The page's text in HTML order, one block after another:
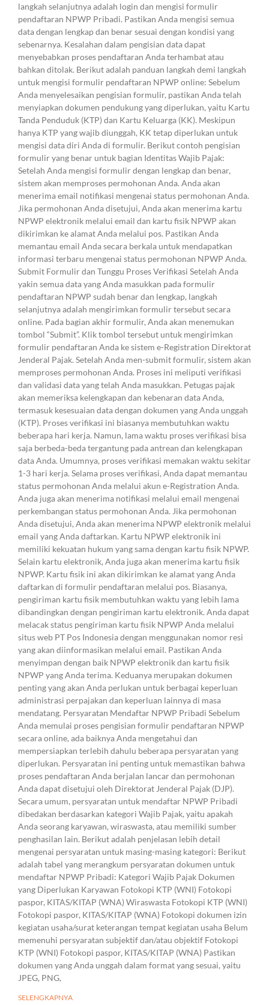
langkah selanjutnya adalah login dan mengisi formulir
pendaftaran NPWP Pribadi. Pastikan Anda mengisi semua
data dengan lengkap dan benar sesuai dengan kondisi yang
sebenarnya. Kesalahan dalam pengisian data dapat
menyebabkan proses pendaftaran Anda terhambat atau
bahkan ditolak. Berikut adalah panduan langkah demi langkah
untuk mengisi formulir pendaftaran NPWP online: Sebelum
Anda menyelesaikan pengisian formulir, pastikan Anda telah
menyiapkan dokumen pendukung yang diperlukan, yaitu Kartu
Tanda Penduduk (KTP) dan Kartu Keluarga (KK). Meskipun
hanya KTP yang wajib diunggah, KK tetap diperlukan untuk
mengisi data diri Anda di formulir. Berikut contoh pengisian
formulir yang benar untuk bagian Identitas Wajib Pajak:
Setelah Anda mengisi formulir dengan lengkap dan benar,
sistem akan memproses permohonan Anda. Anda akan
menerima email notifikasi mengenai status permohonan Anda.
Jika permohonan Anda disetujui, Anda akan menerima kartu
NPWP elektronik melalui email dan kartu fisik NPWP akan
dikirimkan ke alamat Anda melalui pos. Pastikan Anda
memantau email Anda secara berkala untuk mendapatkan
informasi terbaru mengenai status permohonan NPWP Anda.
Submit Formulir dan Tunggu Proses Verifikasi Setelah Anda
yakin semua data yang Anda masukkan pada formulir
pendaftaran NPWP sudah benar dan lengkap, langkah
selanjutnya adalah mengirimkan formulir tersebut secara
online. Pada bagian akhir formulir, Anda akan menemukan
tombol “Submit”. Klik tombol tersebut untuk mengirimkan
formulir pendaftaran Anda ke sistem e-Registration Direktorat
Jenderal Pajak. Setelah Anda men-submit formulir, sistem akan
memproses permohonan Anda. Proses ini meliputi verifikasi
dan validasi data yang telah Anda masukkan. Petugas pajak
akan memeriksa kelengkapan dan kebenaran data Anda,
termasuk kesesuaian data dengan dokumen yang Anda unggah
(KTP). Proses verifikasi ini biasanya membutuhkan waktu
beberapa hari kerja. Namun, lama waktu proses verifikasi bisa
saja berbeda-beda tergantung pada antrean dan kelengkapan
data Anda. Umumnya, proses verifikasi memakan waktu sekitar
1-3 hari kerja. Selama proses verifikasi, Anda dapat memantau
status permohonan Anda melalui akun e-Registration Anda.
Anda juga akan menerima notifikasi melalui email mengenai
perkembangan status permohonan Anda. Jika permohonan
Anda disetujui, Anda akan menerima NPWP elektronik melalui
email yang Anda daftarkan. Kartu NPWP elektronik ini
memiliki kekuatan hukum yang sama dengan kartu fisik NPWP.
Selain kartu elektronik, Anda juga akan menerima kartu fisik
NPWP. Kartu fisik ini akan dikirimkan ke alamat yang Anda
daftarkan di formulir pendaftaran melalui pos. Biasanya,
pengiriman kartu fisik membutuhkan waktu yang lebih lama
dibandingkan dengan pengiriman kartu elektronik. Anda dapat
melacak status pengiriman kartu fisik NPWP Anda melalui
situs web PT Pos Indonesia dengan menggunakan nomor resi
yang akan diinformasikan melalui email. Pastikan Anda
menyimpan dengan baik NPWP elektronik dan kartu fisik
NPWP yang Anda terima. Keduanya merupakan dokumen
penting yang akan Anda perlukan untuk berbagai keperluan
administrasi perpajakan dan keperluan lainnya di masa
mendatang. Persyaratan Mendaftar NPWP Pribadi Sebelum
Anda memulai proses pengisian formulir pendaftaran NPWP
secara online, ada baiknya Anda mengetahui dan
mempersiapkan terlebih dahulu beberapa persyaratan yang
diperlukan. Persyaratan ini penting untuk memastikan bahwa
proses pendaftaran Anda berjalan lancar dan permohonan
Anda dapat disetujui oleh Direktorat Jenderal Pajak (DJP).
Secara umum, persyaratan untuk mendaftar NPWP Pribadi
dibedakan berdasarkan kategori Wajib Pajak, yaitu apakah
Anda seorang karyawan, wiraswasta, atau memiliki sumber
penghasilan lain. Berikut adalah penjelasan lebih detail
mengenai persyaratan untuk masing-masing kategori: Berikut
adalah tabel yang merangkum persyaratan dokumen untuk
mendaftar NPWP Pribadi: Kategori Wajib Pajak Dokumen
yang Diperlukan Karyawan Fotokopi KTP (WNI) Fotokopi
paspor, KITAS/KITAP (WNA) Wiraswasta Fotokopi KTP (WNI)
Fotokopi paspor, KITAS/KITAP (WNA) Fotokopi dokumen izin
kegiatan usaha/surat keterangan tempat kegiatan usaha Belum
memenuhi persyaratan subjektif dan/atau objektif Fotokopi
KTP (WNI) Fotokopi paspor, KITAS/KITAP (WNA) Pastikan
dokumen yang Anda unggah dalam format yang sesuai, yaitu
JPEG, PNG,
SELENGKAPNYA